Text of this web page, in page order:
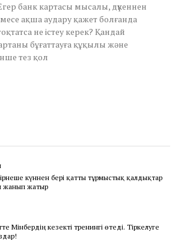
банк картасы мысалы, дүкеннен
ақша аудару қажет болғанда
не істеу керек? Қандай
бұғаттауға құқылы және
тез қол
күннен бері қатты тұрмыстық қалдықтар
жанып жатыр
Мінбердің кезекті тренингі өтеді. Тіркелуге